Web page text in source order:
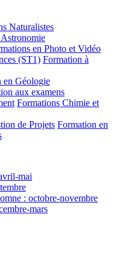
Naturalistes
en Photo et Vidéo
(ST1) Formation à
en Géologie
aux examens
Formations Chimie et
de Projets Formation en
mai
: octobre-novembre
mars